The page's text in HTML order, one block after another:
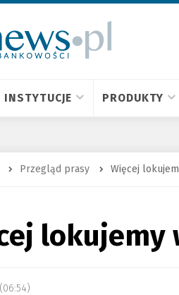
INSTYTUCJE PRODUKTY
Przegląd prasy Więcej
lokujemy